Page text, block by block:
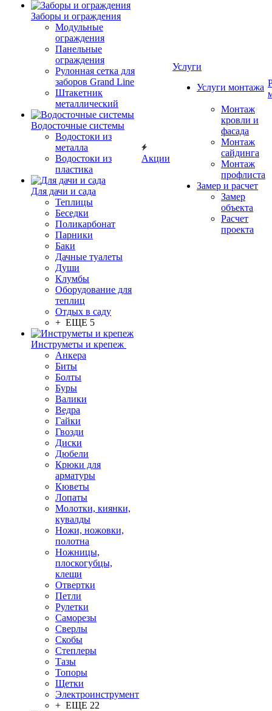
Заборы и ограждения
Модульные
ограждения
Панельные
ограждения
Рулонная сетка для
заборов Grand Line
Штакетник
металлический
Водосточные системы
Водостоки из
металла
Водостоки из
пластика
Для дачи и сада
Теплицы
Беседки
Поликарбонат
Парники
Баки
Дачные туалеты
Души
Клумбы
Оборудование для
теплиц
Отдых в саду
+ ЕЩЕ 5
Инструметы и крепеж
Анкера
Биты
Болты
Буры
Валики
Ведра
Гайки
Гвозди
Диски
Дюбели
Крюки для
арматуры
Кюветы
Лопаты
Молотки, киянки,
кувалды
Ножи, ножовки,
полотна
Ножницы,
плоскогубцы,
клещи
Отвертки
Петли
Рулетки
Саморезы
Сверлы
Скобы
Степлеры
Тазы
Топоры
Щетки
Электроинструмент
+ ЕЩЕ 22
Акции
Услуги
Услуги монтажа
Монтаж
кровли и
фасада
Монтаж
сайдинга
Монтаж
профлиста
Замер и расчет
Замер
объекта
Расчет
проекта